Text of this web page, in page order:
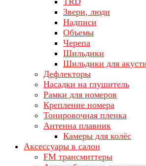
Звери, люди
Надписи
Объемы
Черепа
Шильдики
Шильдики для
Дефлекторы
Насадки на глушитель
Рамки для номеров
Крепление номера
Тонировочная пленка
Антенна плавник
Камеры для колёс
Аксессуары в салон
FM трансмиттеры